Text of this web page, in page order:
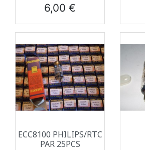
Prix
6,00 €
ECC8100 PHILIPS/RTC
PAR 25PCS